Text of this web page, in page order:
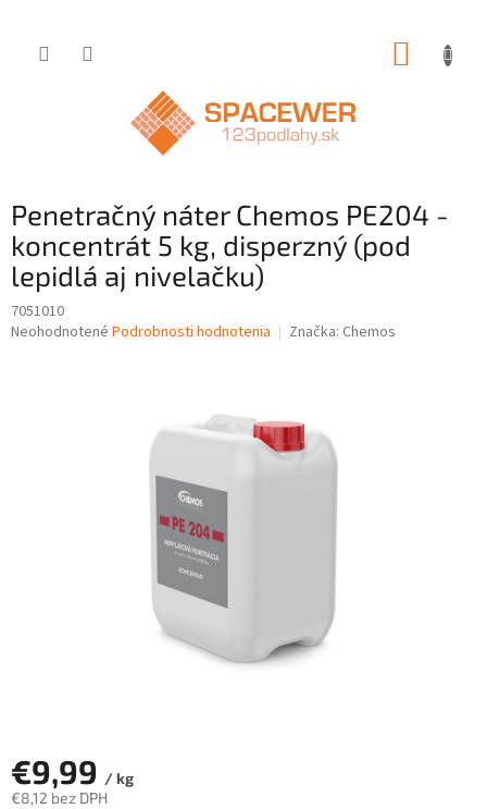
Penetračný náter Chemos PE204 -
koncentrát 5 kg, disperzný (pod
lepidlá aj nivelačku)
7051010
Priemerné
Neohodnotené Podrobnosti hodnotenia Značka: Chemos
€9,99 / kg
€8,12 bez DPH